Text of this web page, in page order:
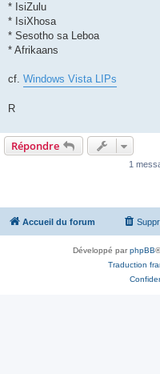
* IsiZulu
* IsiXhosa
* Sesotho sa Leboa
* Afrikaans
cf. Windows Vista LIPs
R
Répondre
1
Accueil du forum
Développé parphpBB
Traduction